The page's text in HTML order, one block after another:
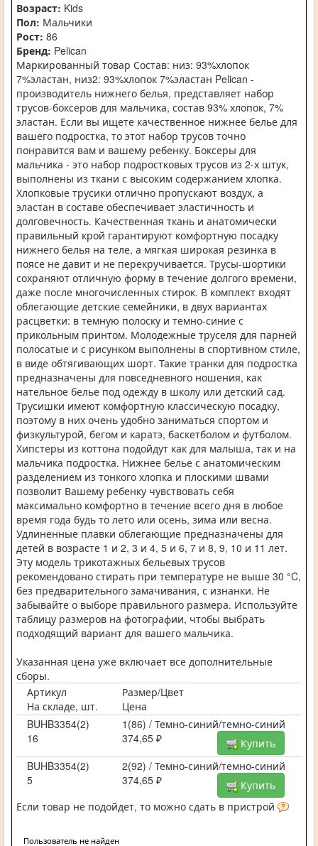
Возраст: Kids
Пол: Мальчики
Рост: 86
Бренд: Pelican
Маркированный товар Состав: низ: 93%хлопок
7%эластан, низ2: 93%хлопок 7%эластан Pelican -
производитель нижнего белья, представляет набор
трусов-боксеров для мальчика, состав 93% хлопок, 7%
эластан. Если вы ищете качественное нижнее белье для
вашего подростка, то этот набор трусов точно
понравится вам и вашему ребенку. Боксеры для
мальчика - это набор подростковых трусов из 2-х штук,
выполнены из ткани с высоким содержанием хлопка.
Хлопковые трусики отлично пропускают воздух, а
эластан в составе обеспечивает эластичность и
долговечность. Качественная ткань и анатомически
правильный крой гарантируют комфортную посадку
нижнего белья на теле, а мягкая широкая резинка в
поясе не давит и не перекручивается. Трусы-шортики
сохраняют отличную форму в течение долгого времени,
даже после многочисленных стирок. В комплект входят
облегающие детские семейники, в двух вариантах
расцветки: в темную полоску и темно-синие с
прикольным принтом. Молодежные труселя для парней
полосатые и с рисунком выполнены в спортивном стиле,
в виде обтягивающих шорт. Такие транки для подростка
предназначены для повседневного ношения, как
нательное белье под одежду в школу или детский сад.
Трусишки имеют комфортную классическую посадку,
поэтому в них очень удобно заниматься спортом и
физкультурой, бегом и каратэ, баскетболом и футболом.
Хипстеры из коттона подойдут как для малыша, так и на
мальчика подростка. Нижнее белье с анатомическим
разделением из тонкого хлопка и плоскими швами
позволит Вашему ребенку чувствовать себя
максимально комфортно в течение всего дня в любое
время года будь то лето или осень, зима или весна.
Удлиненные плавки облегающие предназначены для
детей в возрасте 1 и 2, 3 и 4, 5 и 6, 7 и 8, 9, 10 и 11 лет.
Эту модель трикотажных бельевых трусов
рекомендовано стирать при температуре не выше 30 °C,
без предварительного замачивания, с изнанки. Не
забывайте о выборе правильного размера. Используйте
таблицу размеров на фотографии, чтобы выбрать
подходящий вариант для вашего мальчика.
Указанная цена уже включает все дополнительные
сборы.
Артикул
Размер/Цвет
На складе, шт.
Цена
BUHB3354(2)
1(86) / Темно-синий/темно-синий
16
374,65 ₽
Купить
BUHB3354(2)
2(92) / Темно-синий/темно-синий
5
374,65 ₽
Купить
Если товар не подойдет, то можно сдать в пристрой
Пользователь не найден